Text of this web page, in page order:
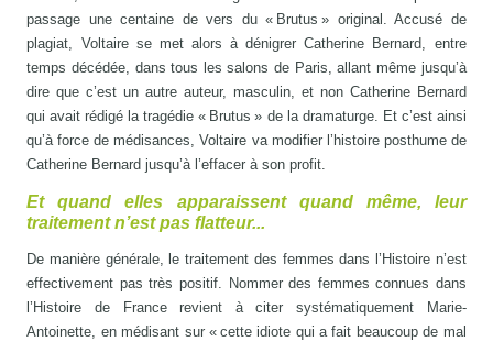
passage une centaine de vers du « Brutus » original. Accusé de
plagiat, Voltaire se met alors à dénigrer Catherine Bernard, entre
temps décédée, dans tous les salons de Paris, allant même jusqu’à
dire que c’est un autre auteur, masculin, et non Catherine Bernard
qui avait rédigé la tragédie « Brutus » de la dramaturge. Et c’est ainsi
qu’à force de médisances, Voltaire va modifier l’histoire posthume de
Catherine Bernard jusqu’à l’effacer à son profit.
Et quand elles apparaissent quand même, leur
traitement n’est pas flatteur...
De manière générale, le traitement des femmes dans l’Histoire n’est
effectivement pas très positif. Nommer des femmes connues dans
l’Histoire de France revient à citer systématiquement Marie-
Antoinette, en médisant sur « cette idiote qui a fait beaucoup de mal